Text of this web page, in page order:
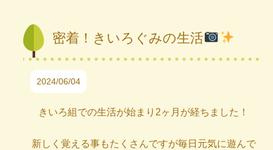
密着！きいろぐみの生活
2024/06/04
きいろ組での生活が始まり2ヶ月が経ちました！
新しく覚える事もたくさんですが毎日元気に遊んで